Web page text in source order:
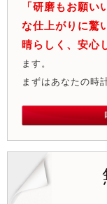
「研磨もお願
な仕上がりに驚
晴らしく、安心
ます。
まずはあなたの時